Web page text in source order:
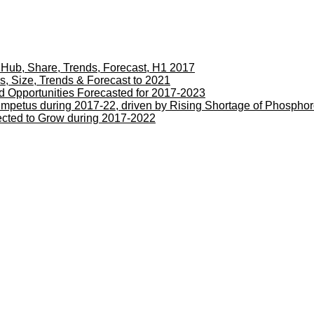
Share, Trends, Forecast, H1 2017
Size, Trends & Forecast to 2021
Opportunities Forecasted for 2017-2023
during 2017-22, driven by Rising Shortage of
to Grow during 2017-2022